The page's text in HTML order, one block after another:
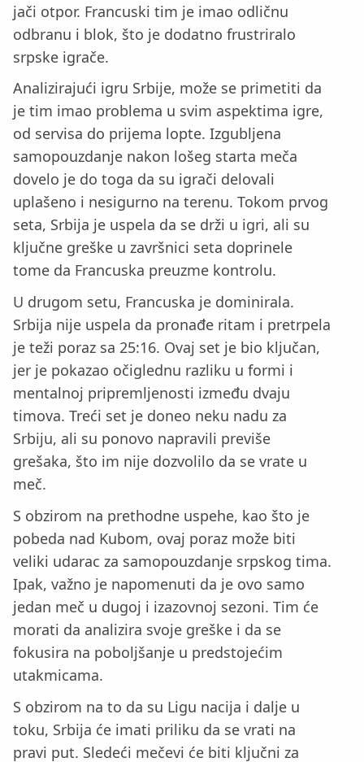
jači otpor. Francuski tim je imao odličnu
odbranu i blok, što je dodatno frustriralo
srpske igrače.
Analizirajući igru Srbije, može se primetiti da
je tim imao problema u svim aspektima igre,
od servisa do prijema lopte. Izgubljena
samopouzdanje nakon lošeg starta meča
dovelo je do toga da su igrači delovali
uplašeno i nesigurno na terenu. Tokom prvog
seta, Srbija je uspela da se drži u igri, ali su
ključne greške u završnici seta doprinele
tome da Francuska preuzme kontrolu.
U drugom setu, Francuska je dominirala.
Srbija nije uspela da pronađe ritam i pretrpela
je teži poraz sa 25:16. Ovaj set je bio ključan,
jer je pokazao očiglednu razliku u formi i
mentalnoj pripremljenosti između dvaju
timova. Treći set je doneo neku nadu za
Srbiju, ali su ponovo napravili previše
grešaka, što im nije dozvolilo da se vrate u
meč.
S obzirom na prethodne uspehe, kao što je
pobeda nad Kubom, ovaj poraz može biti
veliki udarac za samopouzdanje srpskog tima.
Ipak, važno je napomenuti da je ovo samo
jedan meč u dugoj i izazovnoj sezoni. Tim će
morati da analizira svoje greške i da se
fokusira na poboljšanje u predstojećim
utakmicama.
S obzirom na to da su Ligu nacija i dalje u
toku, Srbija će imati priliku da se vrati na
pravi put. Sledeći mečevi će biti ključni za